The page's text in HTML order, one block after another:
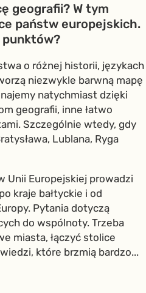
geografii? W tym
państw europejskich.
o różnej historii, językach
niezwykle barwną mapę
natychmiast dzięki
geografii, inne łatwo
Szczególnie wtedy, gdy
Lublana, Ryga
Unii Europejskiej prowadzi
kraje bałtyckie i od
Pytania dotyczą
do wspólnoty. Trzeba
miasta, łączyć stolice
które brzmią bardzo...